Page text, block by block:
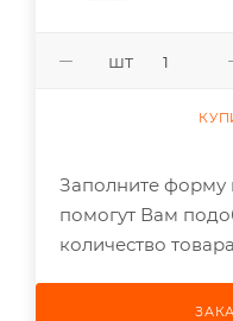
шт
Заполните форму
помогут Вам
количество